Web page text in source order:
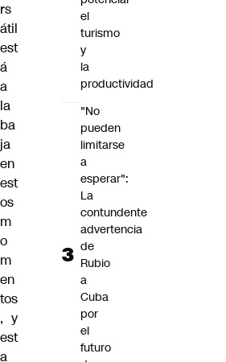
rs
átil
est
á
a
la
ba
ja
en
est
os
m
o
m
en
tos
, y
est
a
el
turismo
y
la
productividad
"No
pueden
limitarse
a
esperar":
La
contundente
advertencia
de
Rubio
a
Cuba
por
el
futuro